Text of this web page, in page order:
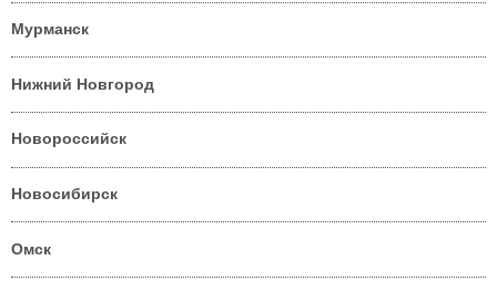
Мурманск
Нижний Новгород
Новороссийск
Новосибирск
Омск